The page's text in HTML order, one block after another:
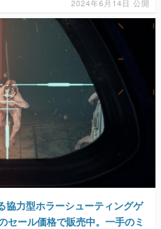
2024年6月14日 公開
協力型ホラーシューティングゲ
セール価格で販売中。一手のミ